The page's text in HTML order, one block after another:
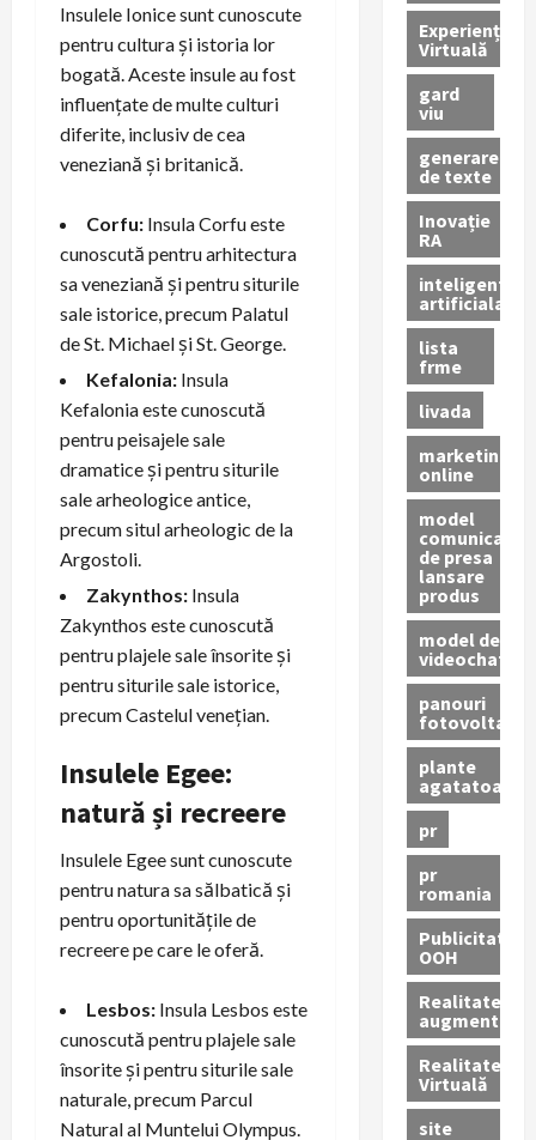
Insulele Ionice sunt cunoscute
pentru cultura și istoria lor
bogată. Aceste insule au fost
influențate de multe culturi
diferite, inclusiv de cea
veneziană și britanică.
Corfu: Insula Corfu este
cunoscută pentru arhitectura
sa veneziană și pentru siturile
sale istorice, precum Palatul
de St. Michael și St. George.
Kefalonia: Insula
Kefalonia este cunoscută
pentru peisajele sale
dramatice și pentru siturile
sale arheologice antice,
precum situl arheologic de la
Argostoli.
Zakynthos: Insula
Zakynthos este cunoscută
pentru plajele sale însorite și
pentru siturile sale istorice,
precum Castelul venețian.
Insulele Egee:
natură și recreere
Insulele Egee sunt cunoscute
pentru natura sa sălbatică și
pentru oportunitățile de
recreere pe care le oferă.
Lesbos: Insula Lesbos este
cunoscută pentru plajele sale
însorite și pentru siturile sale
naturale, precum Parcul
Natural al Muntelui Olympus.
Experiență
Virtuală
gard
viu
generare
de texte
Inovație
RA
inteligenta
artificiala
lista
frme
livada
marketing
online
model
comunicat
de presa
lansare
produs
model de
videochat
panouri
fotovoltaice
plante
agatatoare
pr
pr
romania
Publicitate
OOH
Realitatea
augmentată
Realitatea
Virtuală
site